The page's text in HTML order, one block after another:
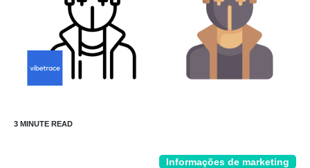
Informações de marketing